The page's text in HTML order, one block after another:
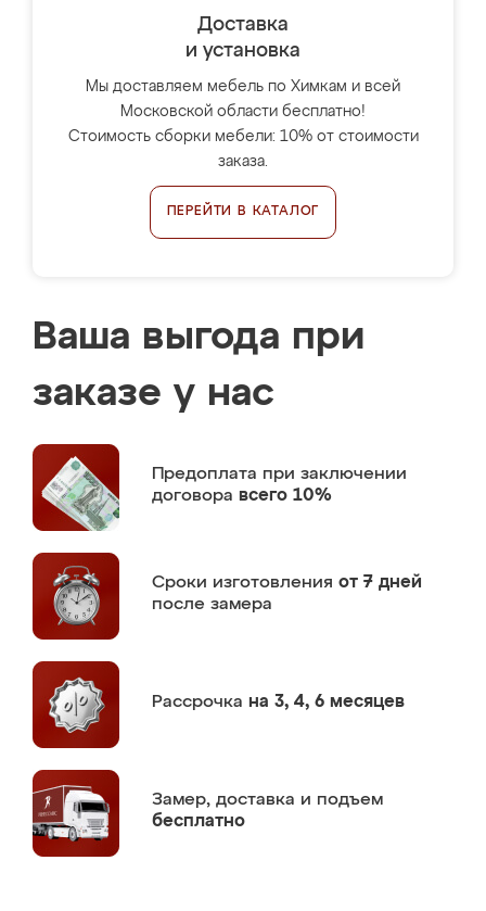
Доставка
и установка
Мы доставляем мебель по Химкам и всей
Московской области бесплатно!
Стоимость сборки мебели: 10% от стоимости
заказа.
ПЕРЕЙТИ В КАТАЛОГ
Ваша выгода при
заказе у нас
Предоплата при заключении
договора всего 10%
Сроки изготовления от 7 дней
после замера
Рассрочка на 3, 4, 6 месяцев
Замер, доставка и подъем
бесплатно